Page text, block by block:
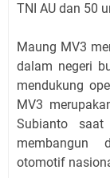
TNI AU dan 50
Maung MV3
dalam negeri
mendukung
MV3
Subianto saat
membangun
otomotif